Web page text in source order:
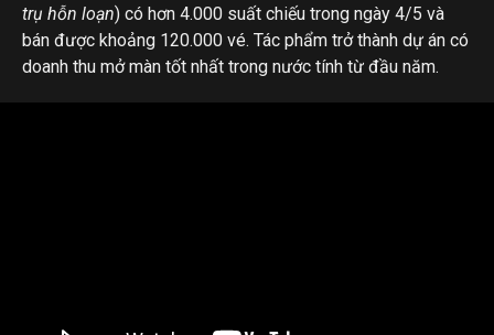
trụ hỗn loạn) có hơn 4.000 suất chiếu trong ngày 4/5 và
bán được khoảng 120.000 vé. Tác phẩm trở thành dự án có
doanh thu mở màn tốt nhất trong nước tính từ đầu năm.